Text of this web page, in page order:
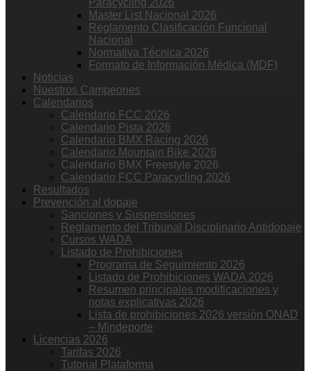
Master List Nacional 2026
Reglamento Clasificación Funcional
Nacional
Normativa Técnica 2026
Formato de Información Médica (MDF)
Noticias
Nuestros Campeones
Calendarios
Calendario FCC 2026
Calendario Pista 2026
Calendario BMX Racing 2026
Calendario Mountain Bike 2026
Calendario BMX Freestyle 2026
Calendario FCC Paracycling 2026
Resultados
Prevención al dopaje
Sanciones y Suspensiones
Reglamento del Tribunal Disciplinario Antidopaje
Cursos WADA
Listado de Prohibiciones
Programa de Seguimiento 2026
Listado de Prohibiciones WADA 2026
Resumen principales modificaciones y
notas explicativas 2026
Lista de prohibiciones 2026 versión ONAD
– Mindeporte
Licencias 2026
Tarifas 2026
Tutorial Plataforma